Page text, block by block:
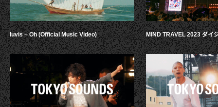
luvis – Oh (Official Music Video) MIND TRAVEL 2023 ダイ